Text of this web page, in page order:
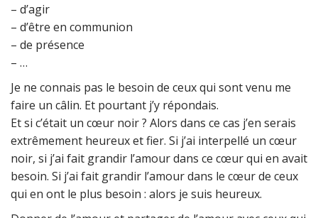
– d’agir
– d’être en communion
– de présence
– …
Je ne connais pas le besoin de ceux qui sont venu me
faire un câlin. Et pourtant j’y répondais.
Et si c’était un cœur noir ? Alors dans ce cas j’en serais
extrêmement heureux et fier. Si j’ai interpellé un cœur
noir, si j’ai fait grandir l’amour dans ce cœur qui en avait
besoin. Si j’ai fait grandir l’amour dans le cœur de ceux
qui en ont le plus besoin : alors je suis heureux.